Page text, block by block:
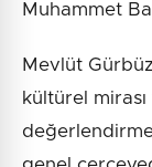
Muhammet
Mevlüt
kültürel mirası